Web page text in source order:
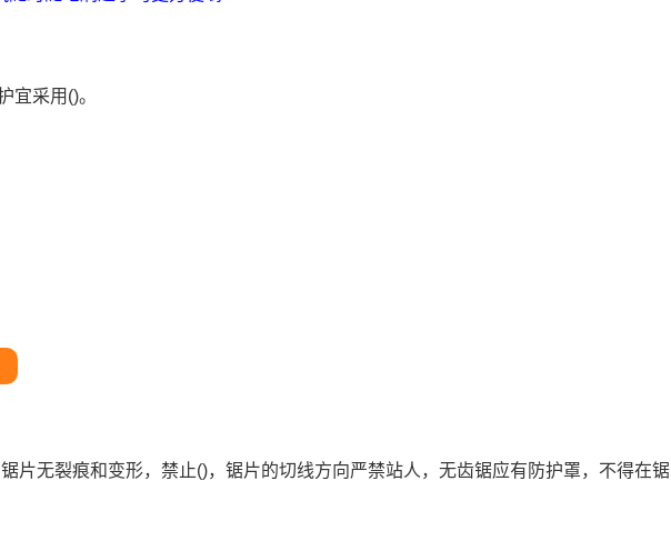
宜采用()。
片无裂痕和变形，禁止()，锯片的切线方向严禁站人，无齿锯应有防护罩，不得在锯